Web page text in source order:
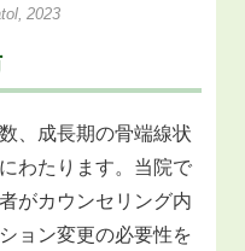
2023
、成長期の骨端線状
わたります。当院で
がカウンセリング内
ョン変更の必要性を